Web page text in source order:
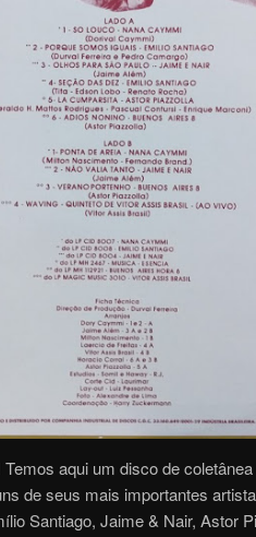
aqui um disco de
de seus mais importantes
Santiago, Jaime & Nair, Astor